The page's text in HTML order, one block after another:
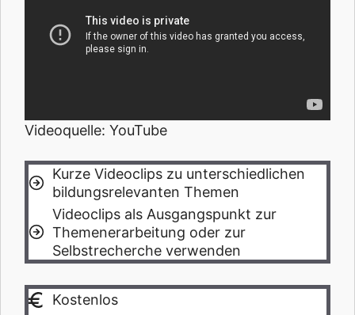
Videoquelle: YouTube
Kurze Videoclips zu unterschiedlichen
bildungsrelevanten Themen
Videoclips als Ausgangspunkt zur
Themenerarbeitung oder zur
Selbstrecherche verwenden
Kostenlos